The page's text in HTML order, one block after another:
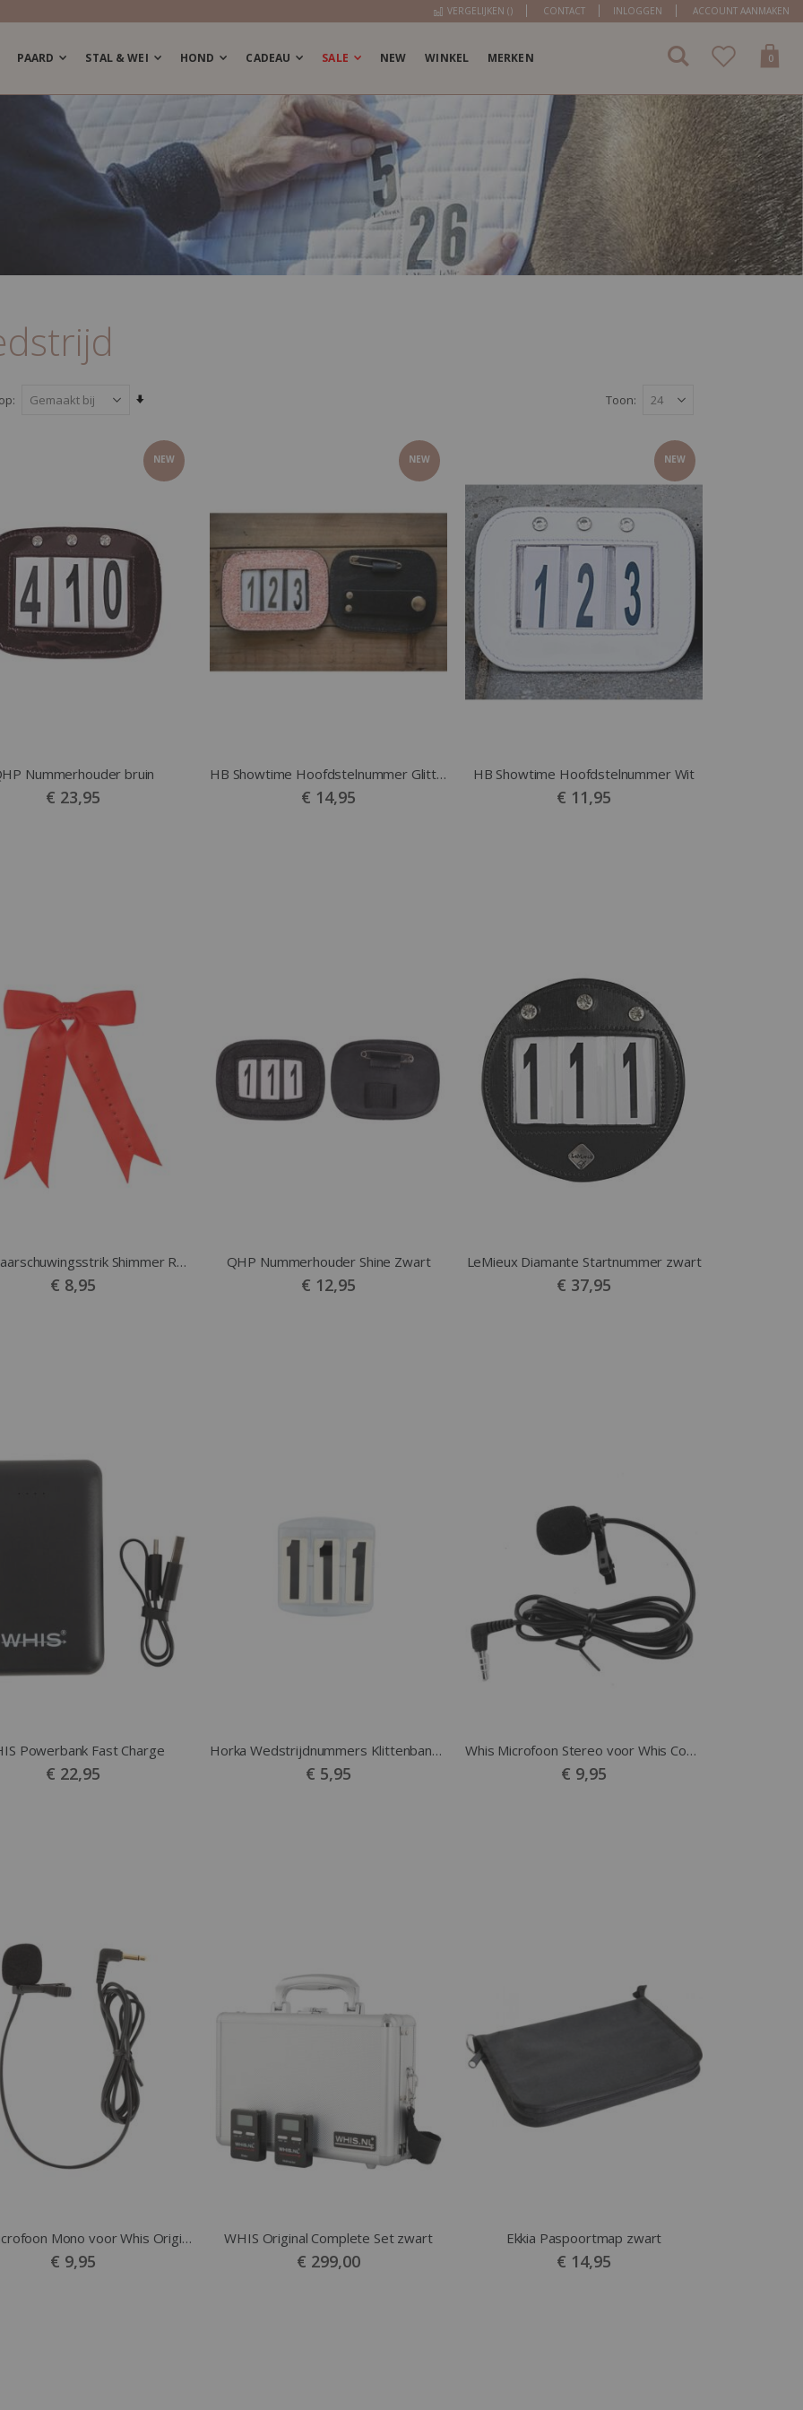
VERGELIJKEN () CONTACT INLOGGEN ACCOUNT AANMAKEN
PAARD STAL & WEI HOND CADEAU SALE NEW WINKEL MERKEN
Cart
0items
naar
hoog
sorteren
Toon
NEW
Nummerhouder bruin
€ 23,95
NEW
HB Showtime Hoofdstelnummer Glitter Roze
€ 14,95
NEW
HB Showtime Hoofdstelnummer Wit
€ 11,95
QHP Waarschuwingsstrik Shimmer Rood
€ 8,95
QHP Nummerhouder Shine Zwart
€ 12,95
LeMieux Diamante Startnummer zwart
€ 37,95
Powerbank Fast Charge
€ 22,95
Horka Wedstrijdnummers Klittenband wit
€ 5,95
Whis Microfoon Stereo voor Whis Competition zwart
€ 9,95
Whis Microfoon Mono voor Whis Original zwart
€ 9,95
WHIS Original Complete Set zwart
€ 299,00
Ekkia Paspoortmap zwart
€ 14,95